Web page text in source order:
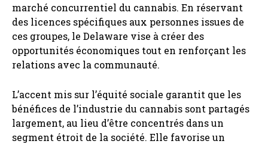
marché concurrentiel du cannabis. En réservant
des licences spécifiques aux personnes issues de
ces groupes, le Delaware vise à créer des
opportunités économiques tout en renforçant les
relations avec la communauté.
L’accent mis sur l’équité sociale garantit que les
bénéfices de l’industrie du cannabis sont partagés
largement, au lieu d’être concentrés dans un
segment étroit de la société. Elle favorise un